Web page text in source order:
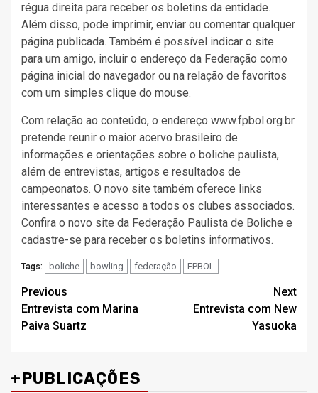
régua direita para receber os boletins da entidade.
Além disso, pode imprimir, enviar ou comentar qualquer
página publicada. Também é possível indicar o site
para um amigo, incluir o endereço da Federação como
página inicial do navegador ou na relação de favoritos
com um simples clique do mouse.
Com relação ao conteúdo, o endereço www.fpbol.org.br
pretende reunir o maior acervo brasileiro de
informações e orientações sobre o boliche paulista,
além de entrevistas, artigos e resultados de
campeonatos. O novo site também oferece links
interessantes e acesso a todos os clubes associados.
Confira o novo site da Federação Paulista de Boliche e
cadastre-se para receber os boletins informativos.
Tags: boliche bowling federação FPBOL
Post
navigation
Previous
Entrevista com Marina
Paiva Suartz
Next
Entrevista com New
Yasuoka
+PUBLICAÇÕES